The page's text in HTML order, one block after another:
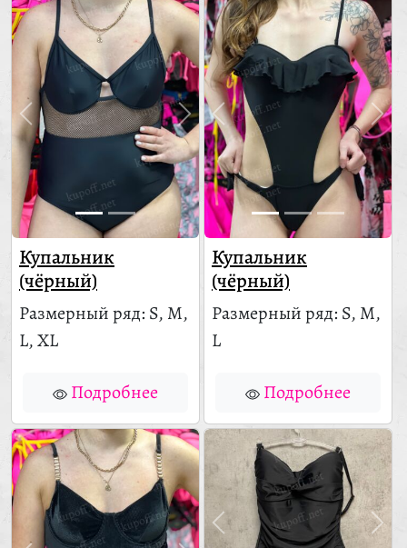
Купальник
(чёрный)
Размерный ряд: S, M,
L, XL
Подробнее
Купальник
(чёрный)
Размерный ряд: S, M,
L
Подробнее